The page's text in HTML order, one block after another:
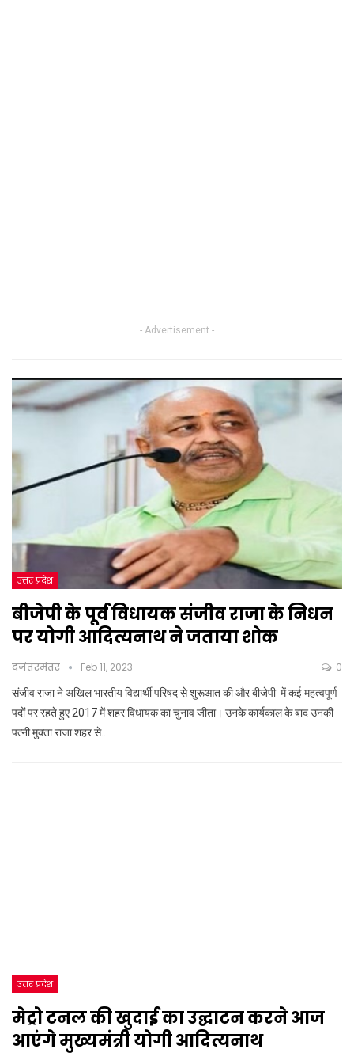
- Advertisement -
उत्तर प्रदेश
बीजेपी के पूर्व विधायक संजीव राजा के निधन
पर योगी आदित्यनाथ ने जताया शोक
दजंतरमंतर Feb 11, 2023 0
संजीव राजा ने अखिल भारतीय विद्यार्थी परिषद से शुरूआत की और बीजेपी में कई महत्वपूर्ण
पदों पर रहते हुए 2017 में शहर विधायक का चुनाव जीता। उनके कार्यकाल के बाद उनकी
पत्नी मुक्ता राजा शहर से…
उत्तर प्रदेश
मेट्रो टनल की खुदाई का उद्घाटन करने आज
आएंगे मुख्यमंत्री योगी आदित्यनाथ